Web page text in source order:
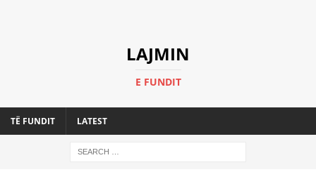
LAJMIN
E FUNDIT
TË FUNDIT LATEST